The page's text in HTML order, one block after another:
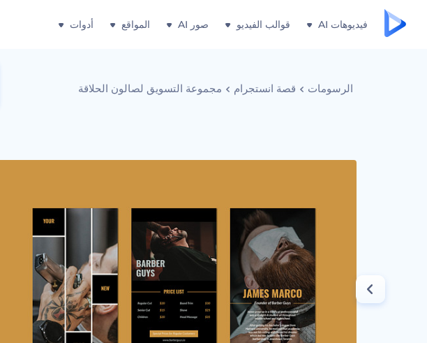
فيديوهات AI قوالب الفيديو صور AI المواقع أدوات
الرسومات قصة انستجرام مجموعة التسويق لصالون الحلاقة